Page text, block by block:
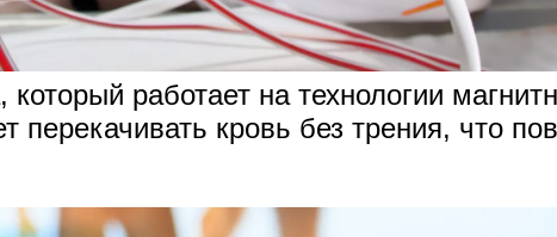
работает на технологии
перекачивать кровь без трения, что